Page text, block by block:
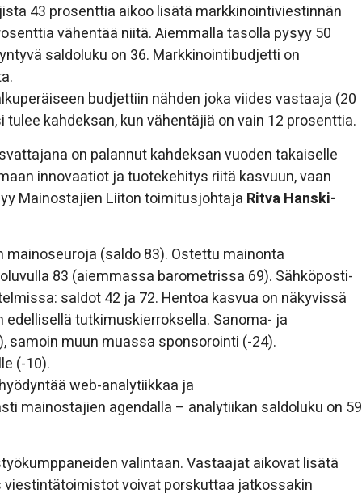
43 prosenttia aikoo lisätä markkinointiviestinnän
vähentää niitä. Aiemmalla tasolla pysyy 50
saldoluku on 36. Markkinointibudjetti on
budjettiin nähden joka viides vastaaja (20
kahdeksan, kun vähentäjiä on vain 12 prosenttia.
on palannut kahdeksan vuoden takaiselle
innovaatiot ja tuotekehitys riitä kasvuun, vaan
Mainostajien Liiton toimitusjohtaja Ritva Hanski-
(saldo 83). Ostettu mainonta
83 (aiemmassa barometrissa 69). Sähköposti-
saldot 42 ja 72. Hentoa kasvua on näkyvissä
tutkimuskierroksella. Sanoma- ja
samoin muun muassa sponsorointi (-24).
(-10).
web-analytiikkaa ja
mainostajien agendalla – analytiikan saldoluku on 59
valintaan. Vastaajat aikovat lisätä
voivat porskuttaa jatkossakin